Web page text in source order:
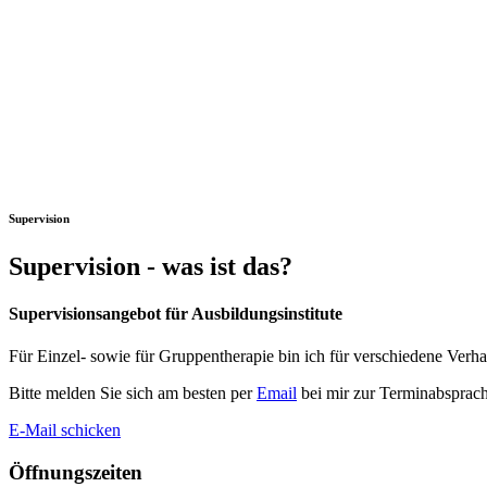
Supervision
Supervision - was ist das?
Supervisionsangebot für Ausbildungsinstitute
Für Einzel- sowie für Gruppentherapie bin ich für verschiedene
Bitte melden Sie sich am besten perEmail bei mir zur
E-Mail schicken
Öffnungszeiten